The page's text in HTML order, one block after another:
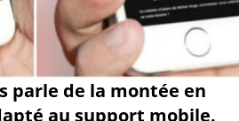
parle de la montée en
au support mobile.